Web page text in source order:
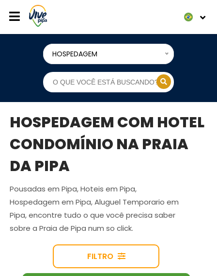
HOSPEDAGEM
HOSPEDAGEM COM HOTEL
CONDOMÍNIO NA PRAIA
DA PIPA
Pousadas em Pipa, Hoteis em Pipa,
Hospedagem em Pipa, Aluguel Temporario em
Pipa, encontre tudo o que você precisa saber
sobre a Praia de Pipa num so click.
FILTRO